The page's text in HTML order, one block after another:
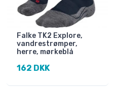
Falke TK2 Explore,
vandrestrømper,
herre, mørkeblå
162 DKK